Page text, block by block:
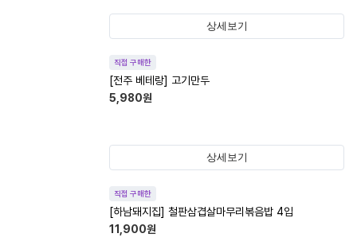
상세보기
직접 구매한
[전주 베테랑] 고기만두
5,980원
상세보기
직접 구매한
[하남돼지집] 철판삼겹살마무리볶음밥 4입
11,900원